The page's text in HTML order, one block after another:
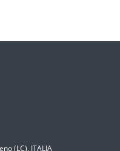
(LC), ITALIA